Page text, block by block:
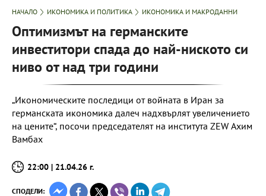
НАЧАЛО ИКОНОМИКА И ПОЛИТИКА ИКОНОМИКА И МАКРОДАННИ
Оптимизмът на германските
инвеститори спада до най-ниското си
ниво от над три години
„Икономическите последици от войната в Иран за
германската икономика далеч надхвърлят увеличението
на цените“, посочи председателят на института ZEW Ахим
Вамбах
22:00 | 21.04.26 г.
СПОДЕЛИ: